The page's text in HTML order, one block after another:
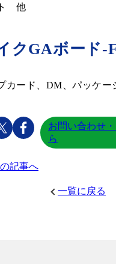
他
クGAボード-
カード、DM、パッケ
お問い合わせ
ら
記事へ
一覧に戻る